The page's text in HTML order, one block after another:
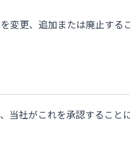
変更、追加または廃止する
当社がこれを承認すること